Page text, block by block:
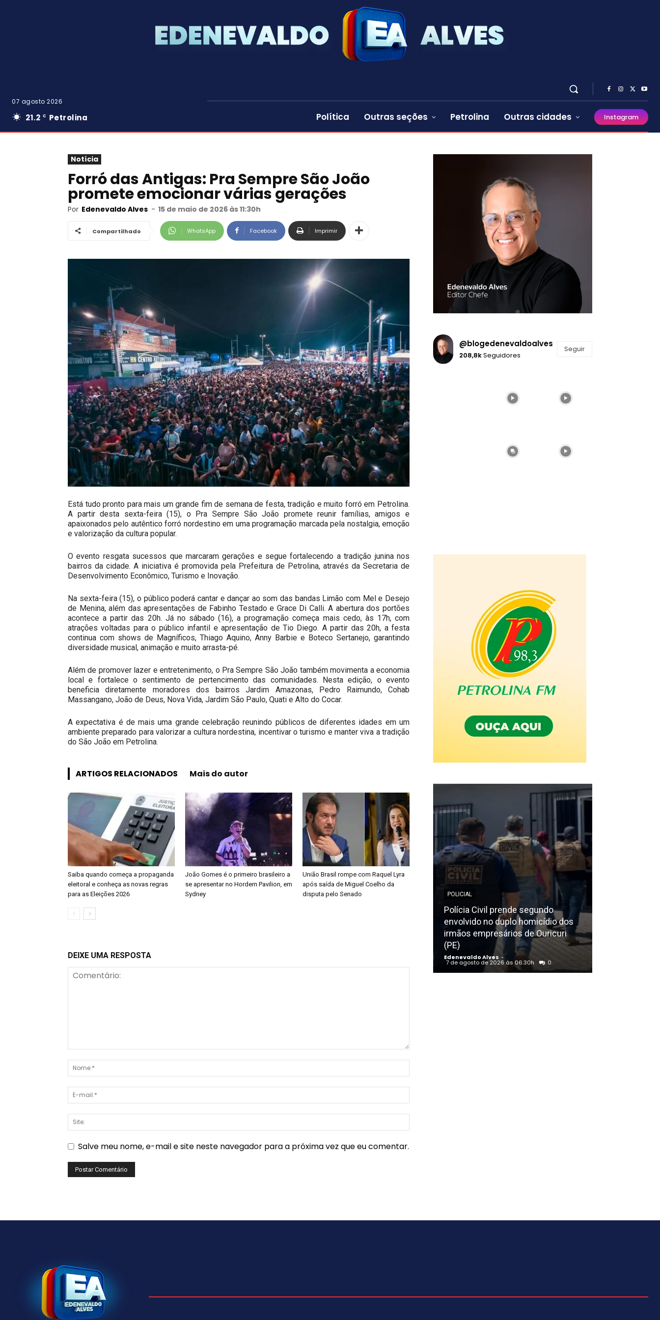
07 agosto 2026
21.2 C Petrolina Política Outras seções Petrolina Outras cidades Instagram
Notícia
Forró das Antigas: Pra Sempre São João
promete emocionar várias gerações
Por Edenevaldo Alves - 15 de maio de 2026 às 11:30h
Compartilhado WhatsApp Facebook Imprimir
Está tudo pronto para mais um grande fim de semana de festa, tradição e muito forró em Petrolina.
A partir desta sexta-feira (15), o Pra Sempre São João promete reunir famílias, amigos e
apaixonados pelo autêntico forró nordestino em uma programação marcada pela nostalgia, emoção
e valorização da cultura popular.
O evento resgata sucessos que marcaram gerações e segue fortalecendo a tradição junina nos
bairros da cidade. A iniciativa é promovida pela Prefeitura de Petrolina, através da Secretaria de
Desenvolvimento Econômico, Turismo e Inovação.
Na sexta-feira (15), o público poderá cantar e dançar ao som das bandas Limão com Mel e Desejo
de Menina, além das apresentações de Fabinho Testado e Grace Di Calli. A abertura dos portões
acontece a partir das 20h. Já no sábado (16), a programação começa mais cedo, às 17h, com
atrações voltadas para o público infantil e apresentação de Tio Diego. A partir das 20h, a festa
continua com shows de Magníficos, Thiago Aquino, Anny Barbie e Boteco Sertanejo, garantindo
diversidade musical, animação e muito arrasta-pé.
Além de promover lazer e entretenimento, o Pra Sempre São João também movimenta a economia
local e fortalece o sentimento de pertencimento das comunidades. Nesta edição, o evento
beneficia diretamente moradores dos bairros Jardim Amazonas, Pedro Raimundo, Cohab
Massangano, João de Deus, Nova Vida, Jardim São Paulo, Quati e Alto do Cocar.
A expectativa é de mais uma grande celebração reunindo públicos de diferentes idades em um
ambiente preparado para valorizar a cultura nordestina, incentivar o turismo e manter viva a tradição
do São João em Petrolina.
ARTIGOS RELACIONADOS Mais do autor
Saiba quando começa a propaganda
eleitoral e conheça as novas regras
para as Eleições 2026
João Gomes é o primeiro brasileiro a
se apresentar no Hordern Pavilion, em
Sydney
União Brasil rompe com Raquel Lyra
após saída de Miguel Coelho da
disputa pelo Senado
DEIXE UMA RESPOSTA
Salve meu nome, e-mail e site neste navegador para a próxima vez que eu comentar.
@blogedenevaldoalves
208,8kSeguidores
Seguir
POLICIAL
Polícia Civil prende segundo
envolvido no duplo homicídio dos
irmãos empresários de Ouricuri
(PE)
Edenevaldo Alves -
7 de agosto de 2026 às 06:30h 0